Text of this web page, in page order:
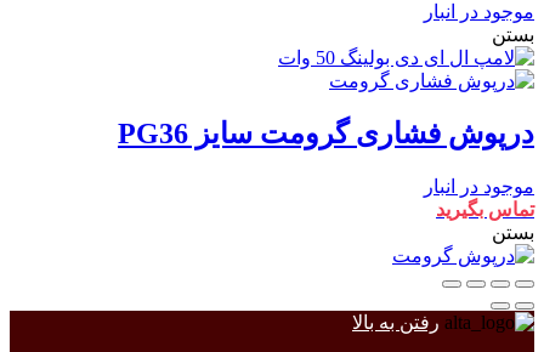
موجود در انبار
بستن
درپوش فشاری گرومت سایز PG36
موجود در انبار
تماس بگیرید
بستن
رفتن به بالا